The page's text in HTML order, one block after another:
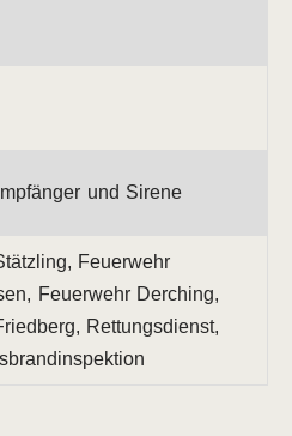
und Sirene
Feuerwehr
Feuerwehr Derching,
Rettungsdienst,